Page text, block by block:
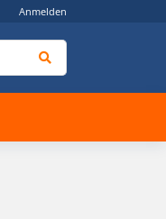
Anmelden